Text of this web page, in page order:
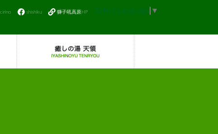
shishiku 獅子吼高原HP Select Language ▼